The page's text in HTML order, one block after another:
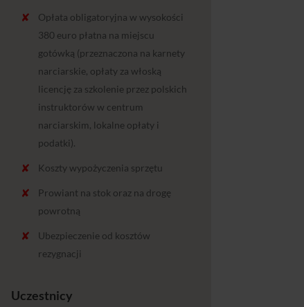
Opłata obligatoryjna w wysokości
380 euro płatna na miejscu
gotówką (przeznaczona na karnety
narciarskie, opłaty za włoską
licencję za szkolenie przez polskich
instruktorów w centrum
narciarskim, lokalne opłaty i
podatki).
Koszty wypożyczenia sprzętu
Prowiant na stok oraz na drogę
powrotną
Ubezpieczenie od kosztów
rezygnacji
Uczestnicy